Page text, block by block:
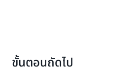
ขั้นตอนถัดไป